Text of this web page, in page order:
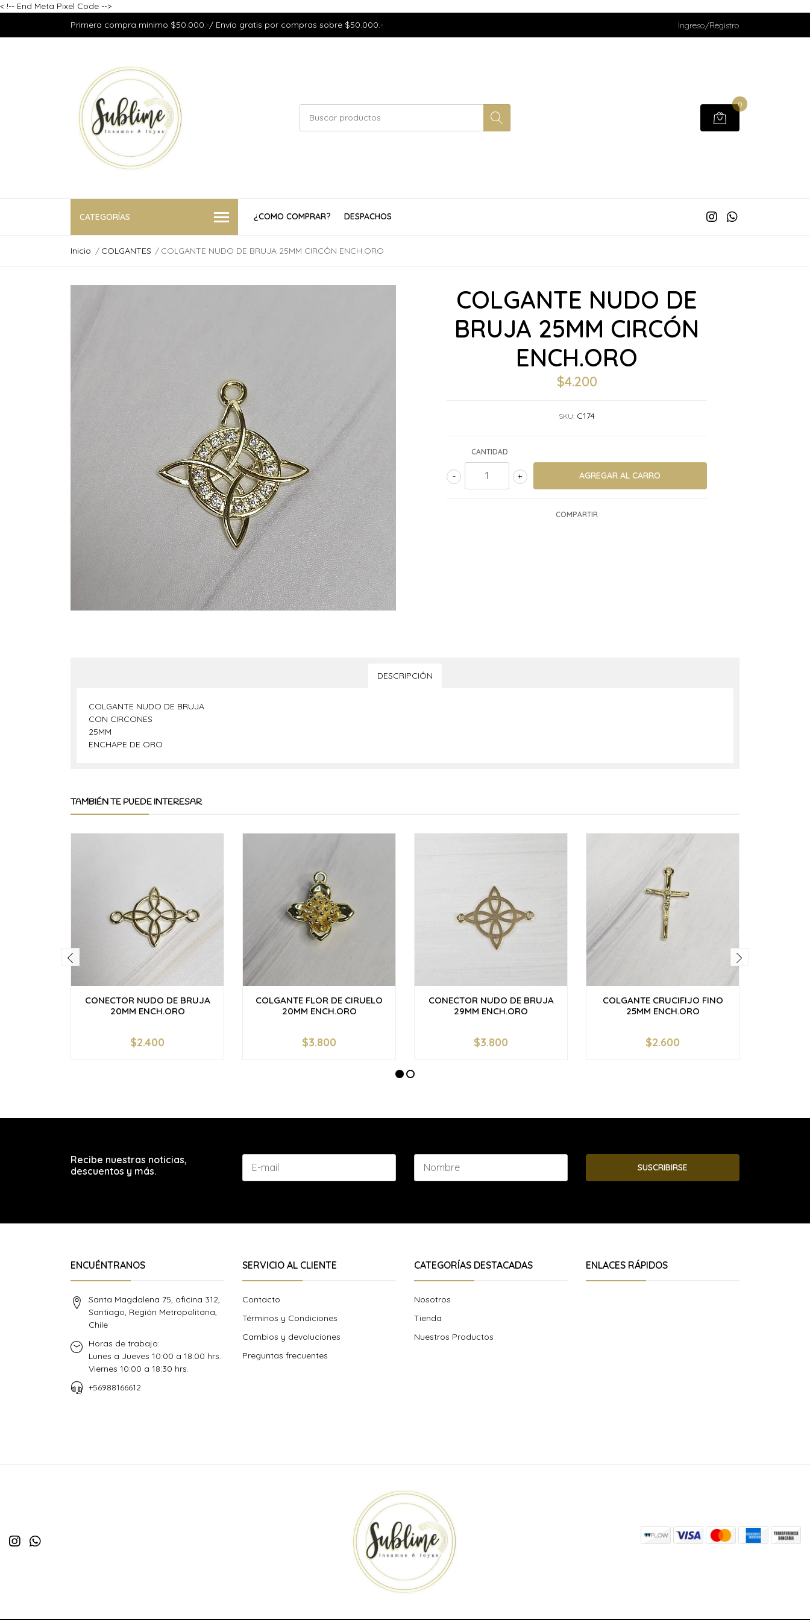
< !-- End Meta Pixel Code -->
Primera compra mínimo $50.000.-/ Envío gratis por compras sobre $50.000.-
Ingreso/Registro
0
CATEGORÍAS ¿COMO COMPRAR? DESPACHOS
Inicio COLGANTES COLGANTE NUDO DE BRUJA 25MM CIRCÓN ENCH.ORO
COLGANTE NUDO DE
BRUJA 25MM CIRCÓN
ENCH.ORO
$4.200
SKU: C174
CANTIDAD
+
-
COMPARTIR
DESCRIPCIÓN
COLGANTE NUDO DE BRUJA
CON CIRCONES
25MM
ENCHAPE DE ORO
TAMBIÉN TE PUEDE INTERESAR
CONECTOR NUDO DE BRUJA
20MM ENCH.ORO
+
$2.400
COLGANTE FLOR DE CIRUELO
20MM ENCH.ORO
+
$3.800
CONECTOR NUDO DE BRUJA
29MM ENCH.ORO
+
$3.800
COLGANTE CRUCIFIJO FINO
25MM ENCH.ORO
+
$2.600
Recibe nuestras noticias,
descuentos y más.
SUSCRIBIRSE
ENCUÉNTRANOS
Santa Magdalena 75, oficina 312,
Santiago, Región Metropolitana,
Chile
Horas de trabajo:
Lunes a Jueves 10:00 a 18:00 hrs.
Viernes 10:00 a 18:30 hrs.
+56988166612
SERVICIO AL CLIENTE
Contacto
Términos y Condiciones
Cambios y devoluciones
Preguntas frecuentes
CATEGORÍAS DESTACADAS
Nosotros
Tienda
Nuestros Productos
ENLACES RÁPIDOS